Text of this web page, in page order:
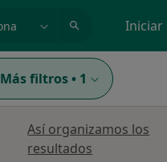
Iniciar
Más filtros • 1
Así organizamos los
resultados